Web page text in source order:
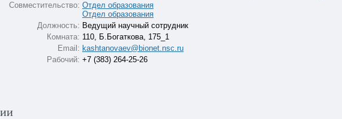
Совместительство: Отдел образования
Отдел образования
Должность: Ведущий научный сотрудник
Комната: 110, Б.Богаткова, 175_1
Email: kashtanovaev@bionet.nsc.ru
Рабочий: +7 (383) 264-25-26